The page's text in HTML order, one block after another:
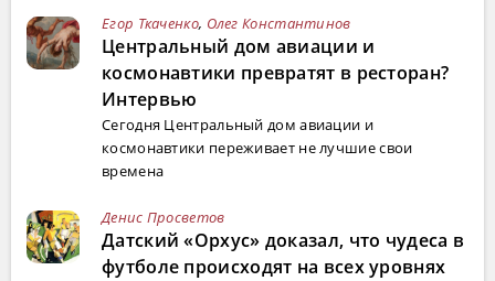
Егор Ткаченко, Олег Константинов
Центральный дом авиации и
космонавтики превратят в ресторан?
Интервью
Сегодня Центральный дом авиации и
космонавтики переживает не лучшие свои
времена
Денис Просветов
Датский «Орхус» доказал, что чудеса в
футболе происходят на всех уровнях